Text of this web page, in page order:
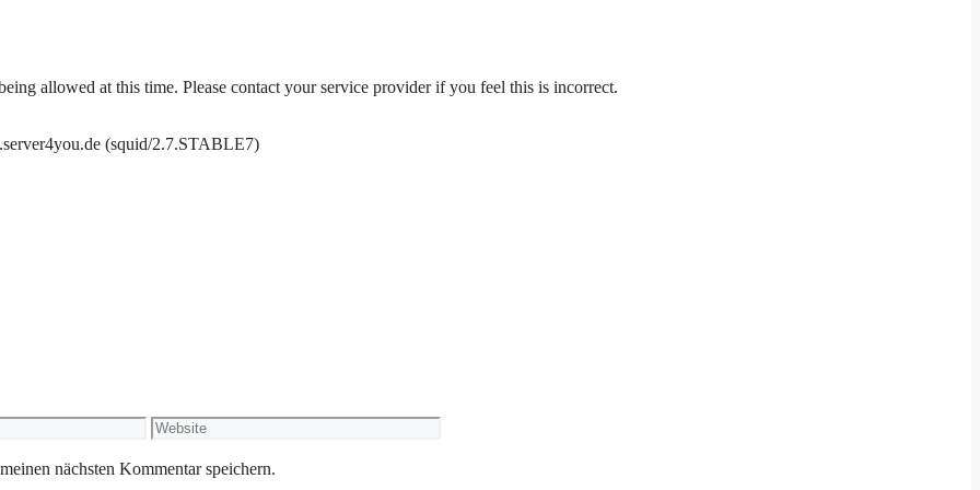
allowed at this time. Please contact your service provider if you feel this is incorrect.
(squid/2.7.STABLE7)
Website
nächsten Kommentar speichern.